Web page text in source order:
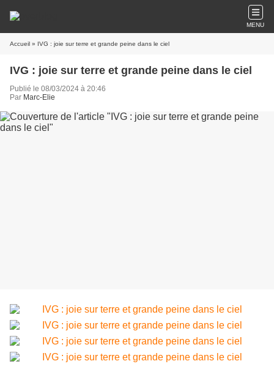
MENU
Accueil » IVG : joie sur terre et grande peine dans le ciel
IVG : joie sur terre et grande peine dans le ciel
Publié le 08/03/2024 à 20:46
Par Marc-Elie